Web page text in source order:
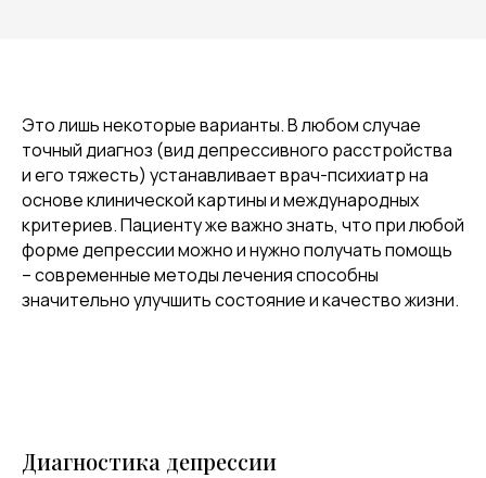
Это лишь некоторые варианты. В любом случае
точный диагноз (вид депрессивного расстройства
и его тяжесть) устанавливает врач-психиатр на
основе клинической картины и международных
критериев. Пациенту же важно знать, что при любой
форме депрессии можно и нужно получать помощь
– современные методы лечения способны
значительно улучшить состояние и качество жизни.
Диагностика депрессии